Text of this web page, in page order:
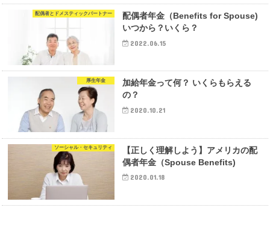
配偶者とドメスティックパートナー
配偶者年金（Benefits for Spouse)
いつから？いくら？
2022.06.15
厚生年金
加給年金って何？ いくらもらえる
の？
2020.10.21
ソーシャル・セキュリティ
【正しく理解しよう】アメリカの配
偶者年金（Spouse Benefits)
2020.01.18